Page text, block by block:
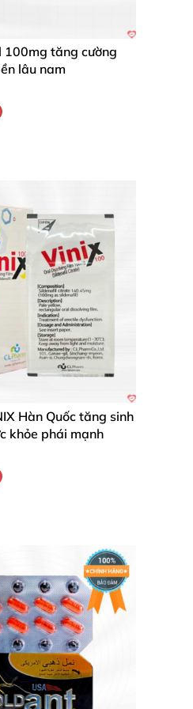
sức đề kháng
nhanh
từ lần sử dụng
100mg tăng cường
lâu nam
Hàn Quốc tăng sinh
khỏe phái mạnh